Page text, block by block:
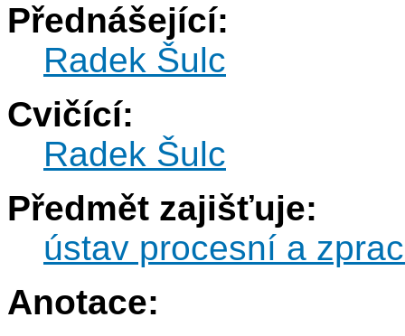
Přednášející:
Radek Šulc
Cvičící:
Radek Šulc
Předmět zajišťuje:
ústav procesní a
Anotace: